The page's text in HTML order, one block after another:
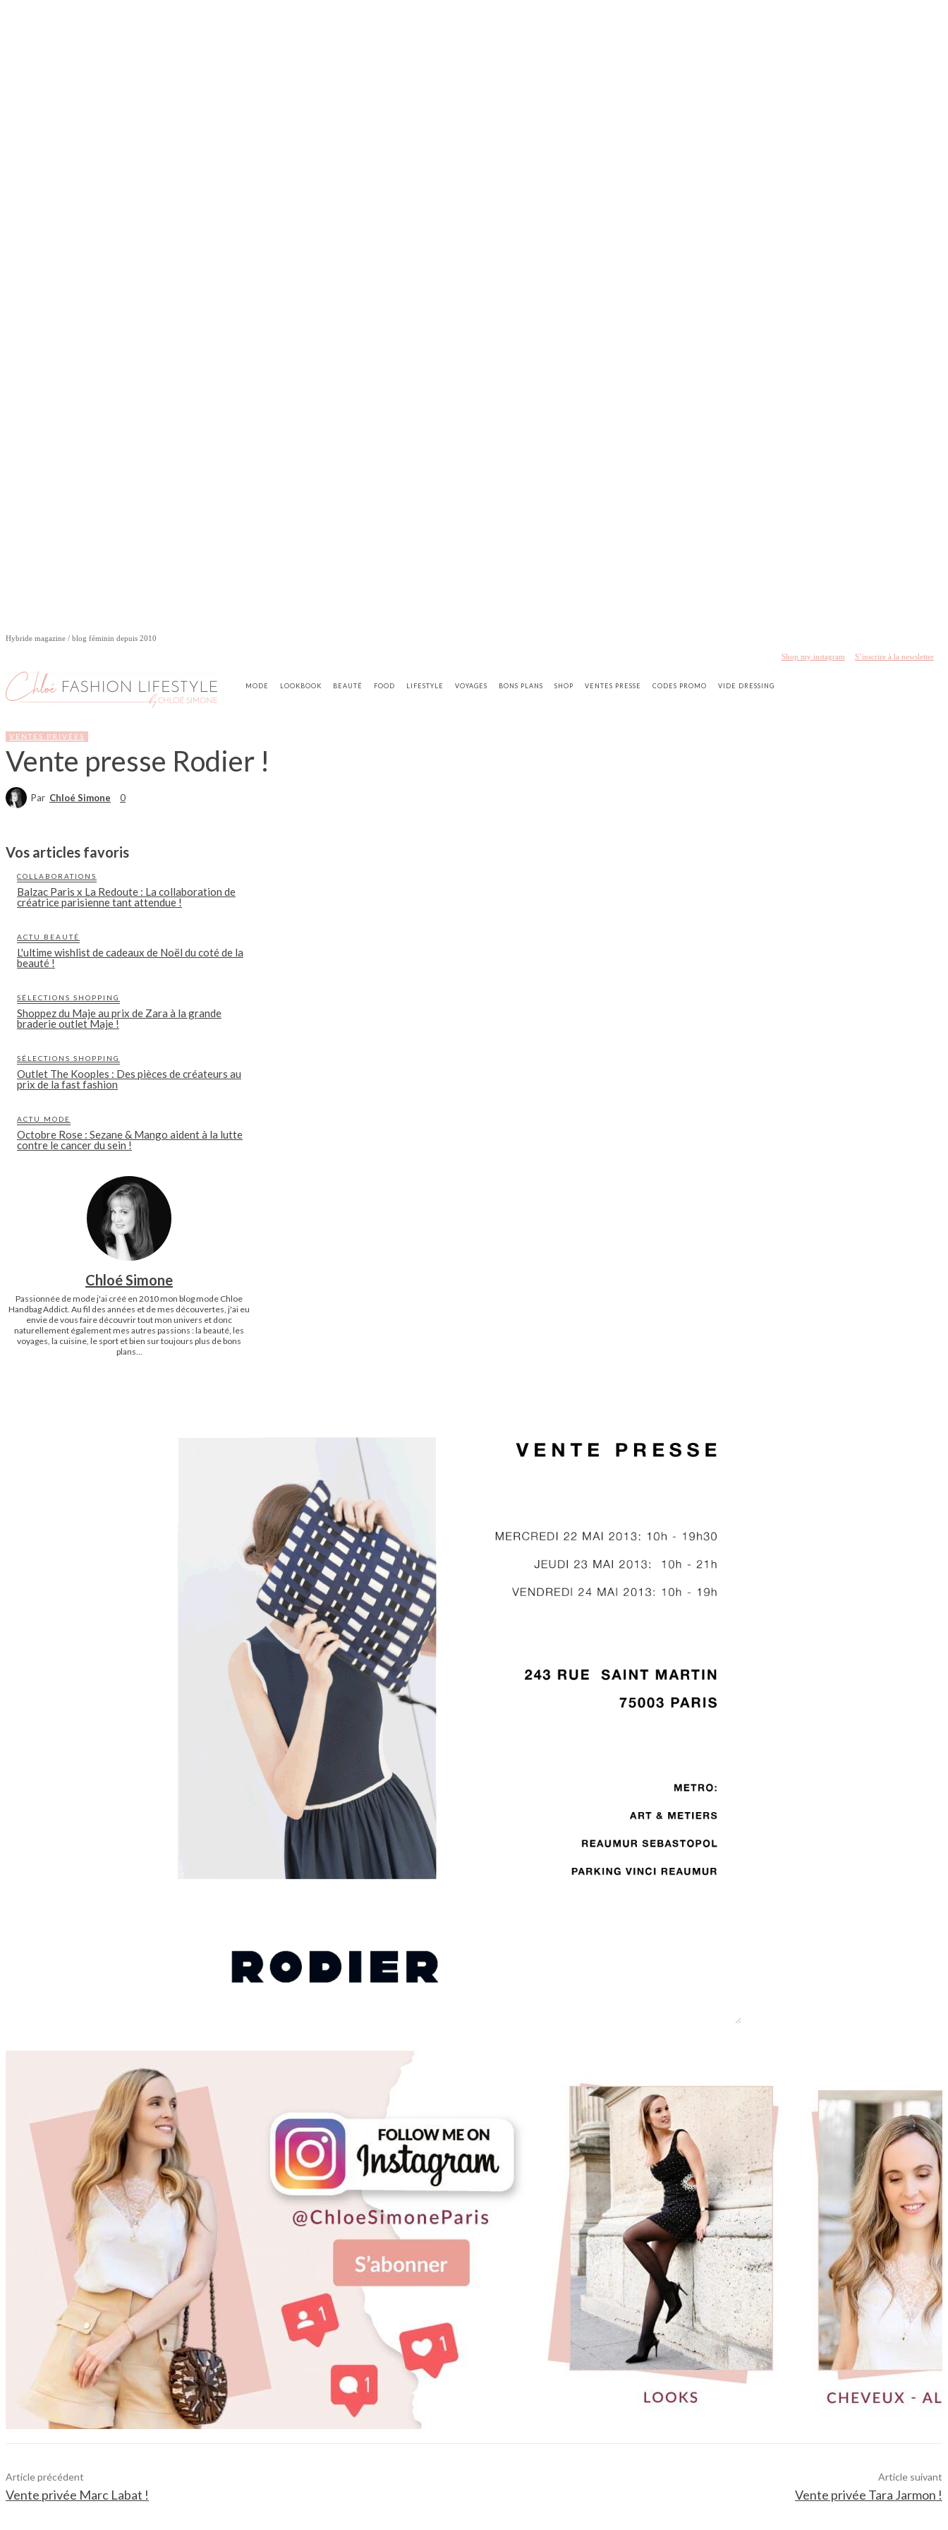
Hybride magazine / blog féminin depuis 2010
Shop my instagram S’inscrire à la newsletter
MODE LOOKBOOK BEAUTÉ FOOD LIFESTYLE VOYAGES BONS PLANS SHOP VENTES PRESSE CODES PROMO VIDE DRESSING
VENTES PRIVÉES
Vente presse Rodier !
Par Chloé Simone 0
Vos articles favoris
COLLABORATIONS
Balzac Paris x La Redoute : La collaboration de
créatrice parisienne tant attendue !
ACTU BEAUTÉ
L'ultime wishlist de cadeaux de Noël du coté de la
beauté !
SÉLECTIONS SHOPPING
Shoppez du Maje au prix de Zara à la grande
braderie outlet Maje !
SÉLECTIONS SHOPPING
Outlet The Kooples : Des pièces de créateurs au
prix de la fast fashion
ACTU MODE
Octobre Rose : Sezane & Mango aident à la lutte
contre le cancer du sein !
Chloé Simone
Passionnée de mode j'ai créé en 2010 mon blog mode Chloe
Handbag Addict. Au fil des années et de mes découvertes, j'ai eu
envie de vous faire découvrir tout mon univers et donc
naturellement également mes autres passions : la beauté, les
voyages, la cuisine, le sport et bien sur toujours plus de bons
plans...
Article précédent
Vente privée Marc Labat !
Article suivant
Vente privée Tara Jarmon !